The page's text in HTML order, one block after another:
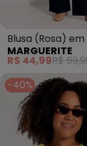
Blusa (Rosa) em
Canelada
MARGUERITE
R$ 44,99R$
-40%